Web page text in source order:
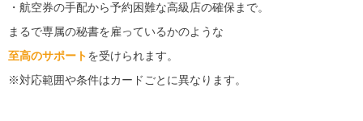
・航空券の手配から予約困難な高級店の確保まで。
まるで専属の秘書を雇っているかのような
至高のサポートを受けられます。
※対応範囲や条件はカードごとに異なります。